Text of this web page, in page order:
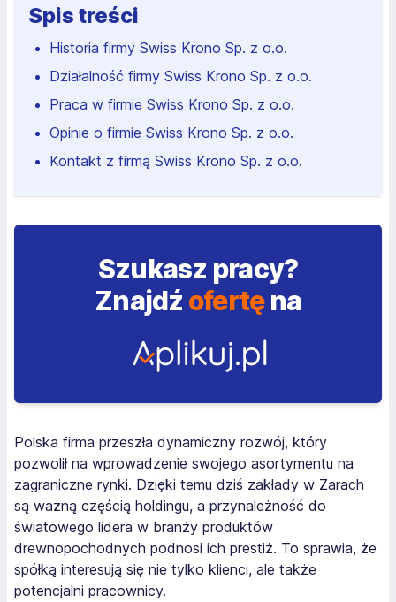
Spis treści
Historia firmy Swiss Krono Sp. z o.o.
Działalność firmy Swiss Krono Sp. z o.o.
Praca w firmie Swiss Krono Sp. z o.o.
Opinie o firmie Swiss Krono Sp. z o.o.
Kontakt z firmą Swiss Krono Sp. z o.o.
Szukasz pracy?
Znajdź ofertęna
Polska firma przeszła dynamiczny rozwój, który
pozwolił na wprowadzenie swojego asortymentu na
zagraniczne rynki. Dzięki temu dziś zakłady w Żarach
są ważną częścią holdingu, a przynależność do
światowego lidera w branży produktów
drewnopochodnych podnosi ich prestiż. To sprawia, że
spółką interesują się nie tylko klienci, ale także
potencjalni pracownicy.